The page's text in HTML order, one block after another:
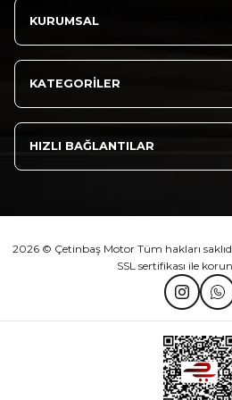
Athena Ön Amortisör Yağ Keçesi Çift Yaylı
₺ 1.600,00
Mondial
₺
KURUMSAL
KATEGORİLER
HIZLI BAĞLANTILAR
2026 © Çetinbaş Motor Tüm hakları
SSL sertifikası ile